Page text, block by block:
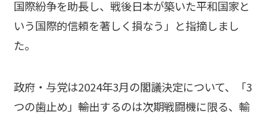
国際紛争を助長し、戦後日本が築いた平和国家と
いう国際的信頼を著しく損なう」と指摘しまし
た。
政府・与党は2024年3月の閣議決定について、「3
つの歯止め」――輸出するのは次期戦闘機に限る、輸